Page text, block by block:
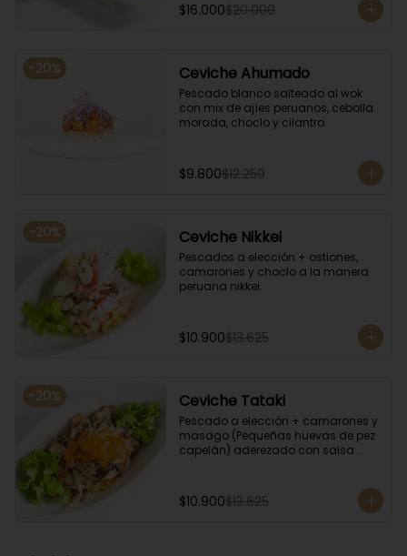
$16.000$20.000
-20% Ceviche Ahumado
Pescado blanco salteado al wok
con mix de ajíes peruanos, cebolla
morada, choclo y cilantro.
$9.800$12.250
-20% Ceviche Nikkei
Pescados a elección + ostiones,
camarones y choclo a la manera
peruana nikkei.
$10.900$13.625
-20% Ceviche Tataki
Pescado a elección + camarones y
masago (Pequeñas huevas de pez
capelán) aderezado con salsa
$10.900$13.625